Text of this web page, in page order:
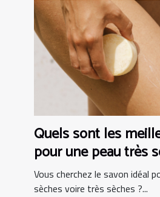
Quels sont les
pour une peau très
Vous cherchez le savon idéal
sèches voire très sèches ?...